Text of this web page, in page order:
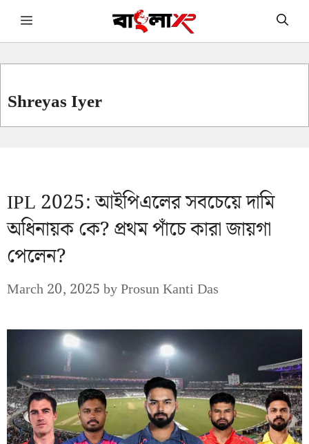
Skip Menu
Shreyas Iyer
IPL 2025: আইপিএলের সবচেয়ে দামি
অধিনায়ক কে? প্রথম পাঁচে কারা জায়গা
পেলেন?
March 20, 2025byProsun Kanti Das